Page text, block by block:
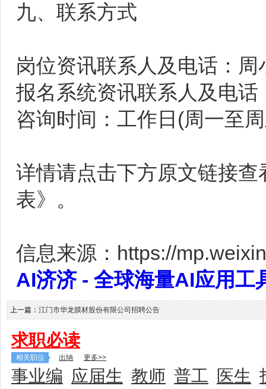
九、联系方式
岗位资讯联系人及电话：
报名系统资讯联系人及电
咨询时间：工作日(周一至
详情请点击下方原文链接
表》。
信息来源：https://
AI济济 - 全球海量AI应用
上一篇： 江门市华龙膜材股份有限公司招聘公告
求职必读
相关职位 出纳 更多>>
事业编 应届生 教师 普工 医生